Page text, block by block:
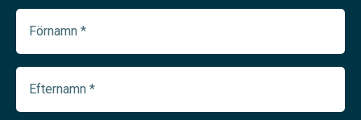
Förnamn
(Required)
Efternamn
(Required)